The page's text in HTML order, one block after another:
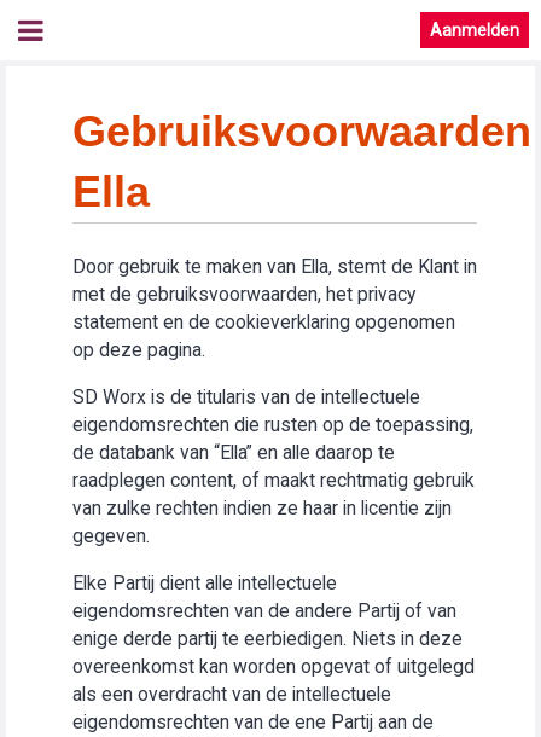
Aanmelden
Gebruiksvoorwaarden
Ella
Door gebruik te maken van Ella, stemt de Klant in
met de gebruiksvoorwaarden, het privacy
statement en de cookieverklaring opgenomen
op deze pagina.
SD Worx is de titularis van de intellectuele
eigendomsrechten die rusten op de toepassing,
de databank van “Ella” en alle daarop te
raadplegen content, of maakt rechtmatig gebruik
van zulke rechten indien ze haar in licentie zijn
gegeven.
Elke Partij dient alle intellectuele
eigendomsrechten van de andere Partij of van
enige derde partij te eerbiedigen. Niets in deze
overeenkomst kan worden opgevat of uitgelegd
als een overdracht van de intellectuele
eigendomsrechten van de ene Partij aan de